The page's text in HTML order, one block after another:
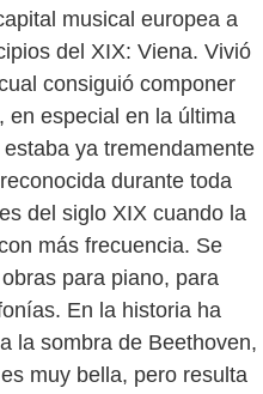
musical europea a
del XIX: Viena. Vivió
consiguió componer
en especial en la última
ya tremendamente
durante toda
del siglo XIX cuando la
más frecuencia. Se
para piano, para
En la historia ha
la sombra de Beethoven,
muy bella, pero resulta